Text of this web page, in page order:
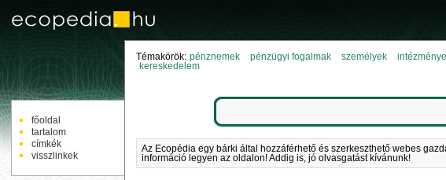
NAVIGÁCIÓ
főoldal
tartalom
címkék
visszlinkek
Témakörök: pénznemek pénzügyi fogalmak személyek
kereskedelem
Az Ecopédia egy bárki által hozzáférhető és szerkeszthető webes
információ legyen az oldalon! Addig is, jó olvasgatást kívánunk!